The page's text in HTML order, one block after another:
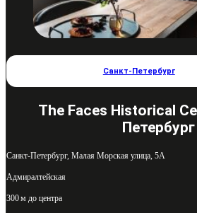
Санкт-Петербург
The Faces Historical
Петербург
Санкт-Петербург, Малая Морская улица, 5А
Адмиралтейская
300 м до центра